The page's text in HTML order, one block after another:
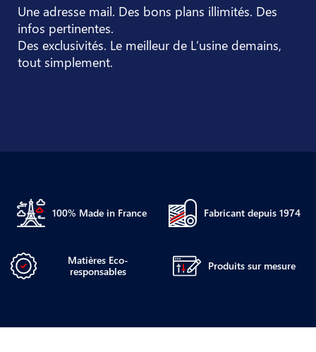
Une adresse mail. Des bons plans illimités. Des
infos pertinentes.
Des exclusivités. Le meilleur de L’usine demains,
tout simplement.
100% Made in France Fabricant depuis 1974
Matières Eco-
responsables
Produits sur mesure